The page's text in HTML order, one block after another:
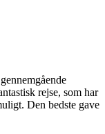
rejse, som har
Den bedste gave